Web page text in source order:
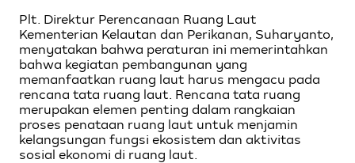
Plt. Direktur Perencanaan Ruang Laut
Kementerian Kelautan dan Perikanan, Suharyanto,
menyatakan bahwa peraturan ini memerintahkan
bahwa kegiatan pembangunan yang
memanfaatkan ruang laut harus mengacu pada
rencana tata ruang laut. Rencana tata ruang
merupakan elemen penting dalam rangkaian
proses penataan ruang laut untuk menjamin
kelangsungan fungsi ekosistem dan aktivitas
sosial ekonomi di ruang laut.